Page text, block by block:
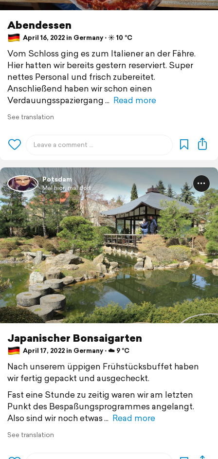
Abendessen
April 16, 2022 in Germany ⋅ ☀️ 10 °C
Vom Schloss ging es zum Italiener an der Fähre.
Hier hatten wir bereits gestern reserviert. Super
nettes Personal und frisch zubereitet.
Anschließend haben wir schon einen
Verdauungsspaziergang
Read more
See translation
Potsdam
Mal hier, mal dort
Japanischer Bonsaigarten
April 17, 2022 in Germany ⋅ ☁️ 9 °C
Nach unserem üppigen Frühstücksbuffet haben
wir fertig gepackt und ausgecheckt.
Fast eine Stunde zu zeitig waren wir am letzten
Punkt des Bespaßungsprogrammes angelangt.
Also sind wir noch etwas
Read more
See translation